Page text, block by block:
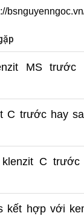
MS trước
C trước hay
klenzit C trước
kết hợp với